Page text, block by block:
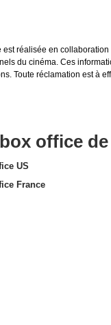
est réalisée en collaboration
du cinéma. Ces
Toute réclamation est à
office
US
France